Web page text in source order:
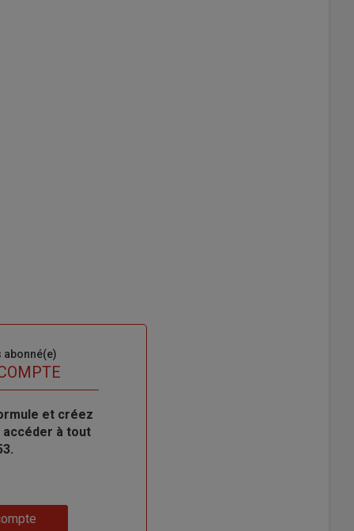
abonné(e)
et créez
à tout